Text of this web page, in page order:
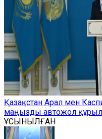
Қазақстан Арал мен
маңызды автожол
ҰСЫНЫЛҒАН